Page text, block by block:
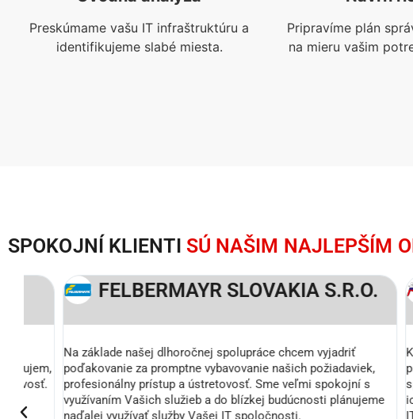
Preskúmame vašu IT infraštruktúru a
identifikujeme slabé miesta.
Pripravíme plán
na mieru vašim
SPOKOJNÍ KLIENTI SÚ NAŠIM NAJLEPŠÍM
FELBERMAYR SLOVAKIA S.R.O.
Na základe našej dlhoročnej spolupráce chcem vyjadriť
poďakovanie za promptne vybavovanie našich požiadaviek,
profesionálny prístup a ústretovosť. Sme veľmi spokojní s
využívaním Vašich služieb a do blízkej budúcnosti plánujeme
naďalej využívať služby Vašej IT spoločnosti.
ich
IT reč